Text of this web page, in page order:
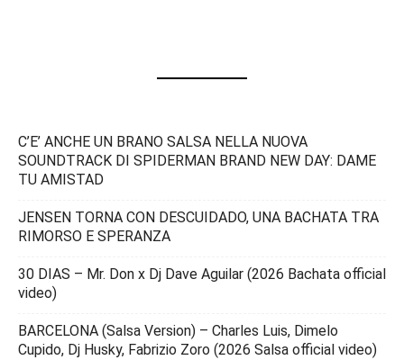
C’E’ ANCHE UN BRANO SALSA NELLA NUOVA
SOUNDTRACK DI SPIDERMAN BRAND NEW DAY: DAME
TU AMISTAD
JENSEN TORNA CON DESCUIDADO, UNA BACHATA TRA
RIMORSO E SPERANZA
30 DIAS – Mr. Don x Dj Dave Aguilar (2026 Bachata official
video)
BARCELONA (Salsa Version) – Charles Luis, Dimelo
Cupido, Dj Husky, Fabrizio Zoro (2026 Salsa official video)